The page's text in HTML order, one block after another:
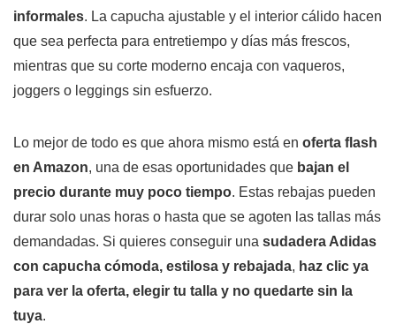
informales. La capucha ajustable y el interior cálido hacen
que sea perfecta para entretiempo y días más frescos,
mientras que su corte moderno encaja con vaqueros,
joggers o leggings sin esfuerzo.
Lo mejor de todo es que ahora mismo está en oferta flash
en Amazon, una de esas oportunidades que bajan el
precio durante muy poco tiempo. Estas rebajas pueden
durar solo unas horas o hasta que se agoten las tallas más
demandadas. Si quieres conseguir una sudadera Adidas
con capucha cómoda, estilosa y rebajada, haz clic ya
para ver la oferta, elegir tu talla y no quedarte sin la
tuya.